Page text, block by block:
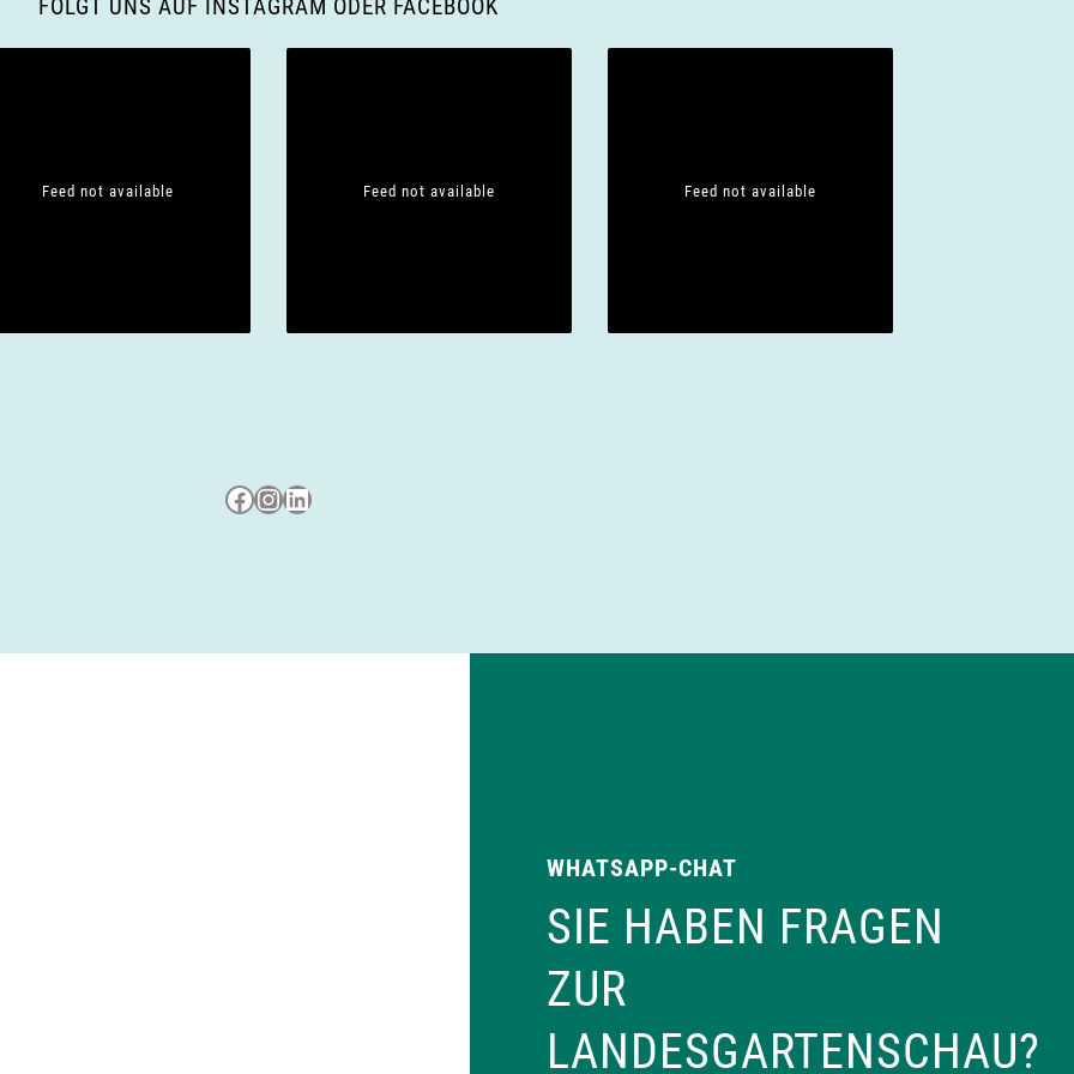
FOLGT UNS AUF INSTAGRAM ODER FACEBOOK
Feed not available Feed not available Feed not available
Besuche uns auf Facebook
Besuche uns auf Instagram
LinkedIn
WHATSAPP-CHAT
SIE HABEN FRAGEN
ZUR
LANDESGARTENSCHAU?